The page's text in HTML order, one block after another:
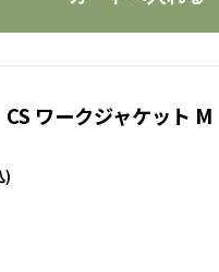
CS ワークジャケット M
)